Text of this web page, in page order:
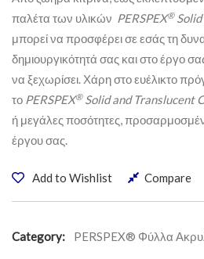
παλέτα των υλικών PERSPEX®Solid
μπορεί να προσφέρει σε εσάς τη
δημιουργικότητά σας και στο έργο
να ξεχωρίσει. Χάρη στο ευέλικτο
το PERSPEX®Solid and Translucent
ή μεγάλες ποσότητες,
έργου σας.
Add to Wishlist Compare
Category: PERSPEX® Φύλλα